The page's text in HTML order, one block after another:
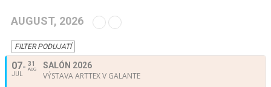
AUGUST, 2026
FILTER PODUJATÍ
07
JUL
31
AUG SALÓN 2026
VÝSTAVA ARTTEX V GALANTE